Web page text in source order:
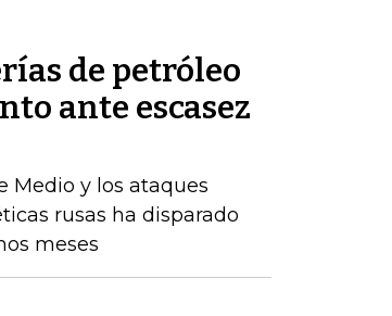
de petróleo
ante escasez
Medio y los ataques
rusas ha disparado
meses